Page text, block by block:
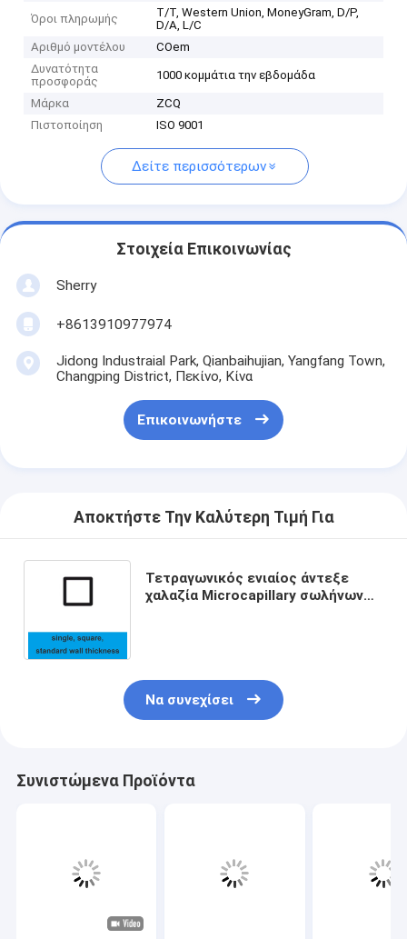
Όροι πληρωμής
T/T, Western Union, MoneyGram, D/P,
D/A, L/C
Αριθμό μοντέλου
COem
Δυνατότητα
προσφοράς
1000 κομμάτια την εβδομάδα
Μάρκα
ZCQ
Πιστοποίηση
ISO 9001
Δείτε περισσότερων
Στοιχεία Επικοινωνίας
Sherry
+8613910977974
Jidong Industraial Park, Qianbaihujian, Yangfang Town,
Changping District, Πεκίνο, Κίνα
Επικοινωνήστε
Αποκτήστε Την Καλύτερη Τιμή Για
Τετραγωνικός ενιαίος άντεξε
χαλαζία Microcapillary σωλήνων
Να συνεχίσει
Συνιστώμενα Προϊόντα